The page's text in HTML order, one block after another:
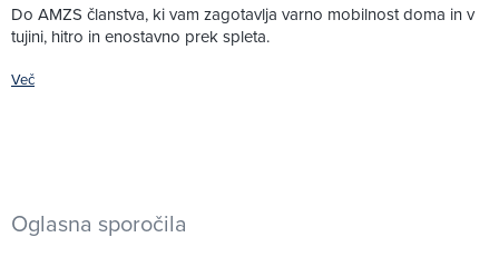
Do AMZS članstva, ki vam zagotavlja varno mobilnost doma in v
tujini, hitro in enostavno prek spleta.
Več
Oglasna sporočila